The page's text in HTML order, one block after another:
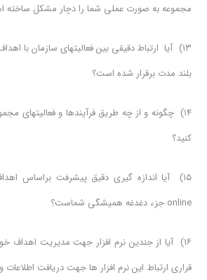
مجموعه به صورت عملی شما را دچار مشکل ساخته
۱۳) آیا ارتباط دقيقی بين فعاليتهاي سازمان با
بلند مدت برقرار شده است؟
۱۴) چگونه و از چه طریق فرآيندها و فعاليتهاي
کنید؟
۱۵) آیا اندازه گيري دقيق پيشرفت براساس
online جزء دغدغه همیشگی شماست؟
۱۶) آیا از جندین نرم افزار جهت مدیریت اهداف
قراری ارتباط این نرم افزار ها جهت دریافت